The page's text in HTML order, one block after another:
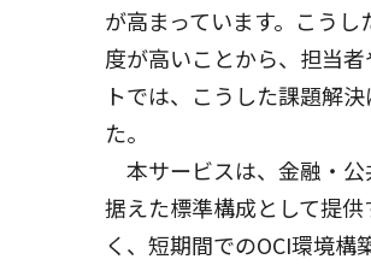
が高まっています。こう
度が高いことから、担当
トでは、こうした課題解
た。
本サービスは、金融・公
据えた標準構成として提
く、短期間でのOCI環境